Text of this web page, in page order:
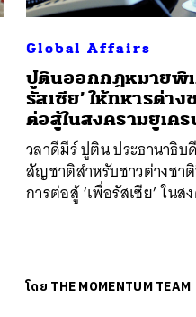
Global Affairs
ปูตินออกกฎหมายพิ
รัสเซีย’ ให้ทหารต่า
ต่อสู้ในสงครามยูเคร
วลาดีมีร์ ปูติน ประธานาธิบ
สัญชาติสำหรับชาวต่างชา
การต่อสู้ ‘เพื่อรัสเซีย’ ใน
โดย THE MOMENTUM TEAM